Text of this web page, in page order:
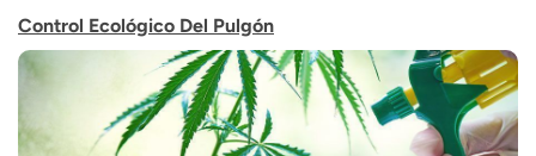
Control Ecológico Del Pulgón